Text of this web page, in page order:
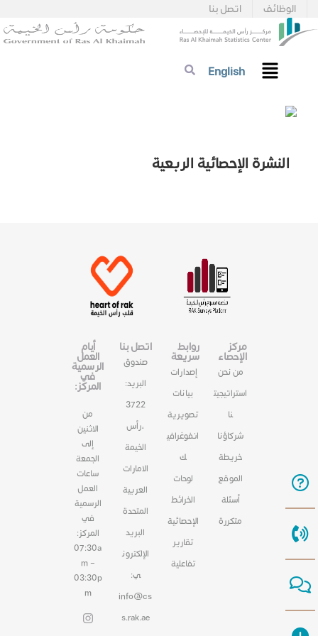
اتصل بنا الوظائف
English
النشرة الإحصائية الربعية
مركز
الإحصاء
من نحن
استراتيجيت
نا
شركاؤنا
خريطة
الموقع
أسئلة
متكررة
روابط
سريعة
إصدارات
بيانات
تصويرية
انفوغرافي
ك
لوحات
الخرائط
الإحصائية
تقارير
تفاعلية
اتصل بنا
صندوق
البريد:
3722
،رأس
الخيمة
الامارات
العربية
المتحدة
البريد
الإلكترون
ي:
info@cs
s.rak.ae
أيام
العمل
الرسمية
في
المركز:
من
الاثنين
إلى
الجمعة
ساعات
العمل
الرسمية
في
المركز:
07:30a
m –
03:30p
m